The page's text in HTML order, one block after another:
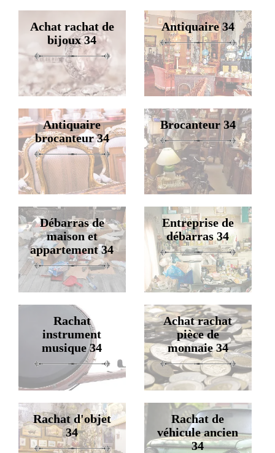
Achat rachat de
bijoux 34
Antiquaire 34
Antiquaire
brocanteur 34
Brocanteur 34
Débarras de
maison et
appartement 34
Entreprise de
débarras 34
Rachat
instrument
musique 34
Achat rachat
pièce de
monnaie 34
Rachat d'objet
34
Rachat de
véhicule ancien
34